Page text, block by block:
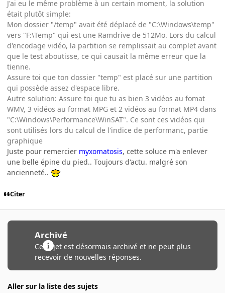
J'ai eu le même problème à un certain moment, la solution
était plutôt simple:
Mon dossier "/temp" avait été déplacé de "C:\Windows\temp"
vers "F:\Temp" qui est une Ramdrive de 512Mo. Lors du calcul
d'encodage vidéo, la partition se remplissait au complet avant
que le test aboutisse, ce qui causait la même erreur que la
tienne.
Assure toi que ton dossier "temp" est placé sur une partition
qui possède assez d'espace libre.
Autre solution: Assure toi que tu as bien 3 vidéos au fomat
WMV, 3 vidéos au format MPG et 2 vidéos au format MP4 dans
"C:\Windows\Performance\WinSAT". Ce sont ces vidéos qui
sont utilisés lors du calcul de l'indice de performanc, partie
graphique
Juste pour remercier myxomatosis, cette soluce m'a enlever
une belle épine du pied.. Toujours d'actu. malgré son
ancienneté..
Citer
Archivé
Ce sujet est désormais archivé et ne peut plus
recevoir de nouvelles réponses.
Aller sur la liste des sujets